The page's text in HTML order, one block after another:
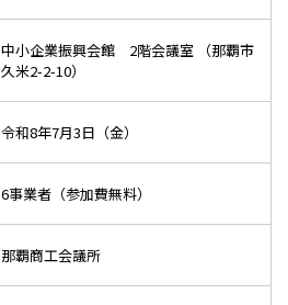
中小企業振興会館 2階会議室 （那覇市
久米2-2-10）
令和8年7月3日（金）
6事業者（参加費無料）
那覇商工会議所